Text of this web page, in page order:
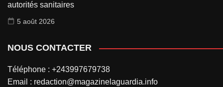
autorités sanitaires
5 août 2026
NOUS CONTACTER
Téléphone : +243997679738
Email : redaction@magazinelaguardia.info